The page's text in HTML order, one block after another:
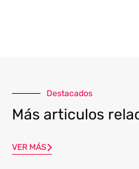
Destacados
Más articulos
VER MÁS